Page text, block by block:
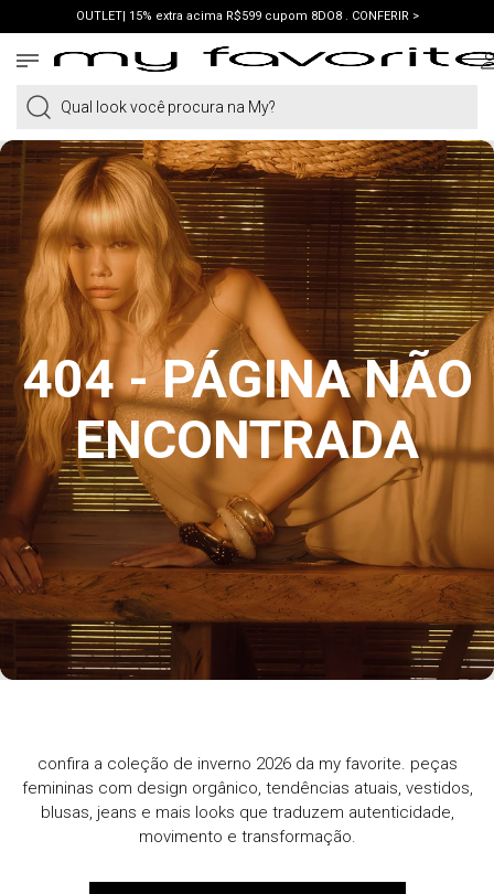
OUTLET| 15% extra acima R$599 cupom 8DO8 . CONFERIR >
PRIMEIRA COMPRA | ganhe 10% cupom WELCOME. VER LOOKS >
Qual look você procura na My?
404 - PÁGINA NÃO
ENCONTRADA
confira a coleção de inverno 2026 da my favorite. peças
femininas com design orgânico, tendências atuais, vestidos,
blusas, jeans e mais looks que traduzem autenticidade,
movimento e transformação.